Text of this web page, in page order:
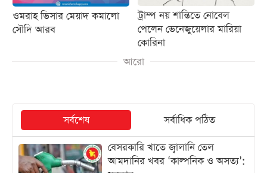
ওমরাহ ভিসার মেয়াদ কমালো
সৌদি আরব
ট্রাম্প নয় শান্তিতে নোবেল
পেলেন ভেনেজুয়েলার মারিয়া
কোরিনা
আরো
সর্বশেষ
সর্বাধিক পঠিত
বেসরকারি খাতে জ্বালানি তেল
আমদানির খবর ‘কাল্পনিক ও অসত্য’: